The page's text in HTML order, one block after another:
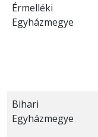
Érmelléki
Egyházmegye
Bihari
Egyházmegye